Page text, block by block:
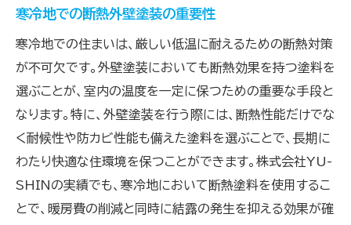
実際の事例から学ぶ外壁塗装による断熱効果の
断熱塗料を活用したリフォーム事例
事例紹介：寒冷地での断熱外壁塗装
エコ住宅における断熱塗料の使用例
各地域の気候に応じた事例分析
住宅タイプ別の断熱塗装事例
環境に優しい外壁塗装で実現する快適な住まい
寒冷地での断熱外壁塗装の重要性
寒冷地での住まいは、厳しい低温に耐えるための断熱対策
が不可欠です。外壁塗装においても断熱効果を持つ塗料を
選ぶことが、室内の温度を一定に保つための重要な手段と
なります。特に、外壁塗装を行う際には、断熱性能だけでな
く耐候性や防カビ性能も備えた塗料を選ぶことで、長期に
わたり快適な住環境を保つことができます。株式会社YU-
SHINの実績でも、寒冷地において断熱塗料を使用するこ
とで、暖房費の削減と同時に結露の発生を抑える効果が確